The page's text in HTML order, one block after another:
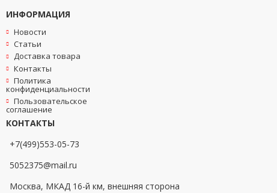
ИНФОРМАЦИЯ
Новости
Статьи
Доставка товара
Контакты
Политика
конфиденциальности
Пользовательское
соглашение
КОНТАКТЫ
+7(499)553-05-73
5052375@mail.ru
Москва, МКАД 16-й км, внешняя сторона